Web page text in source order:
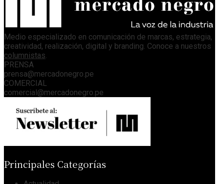
Medio especializado en comunicación de marcas, estrategia,
creatividad, realización, digital y branding. Conoce a nuestros
columnistas
PRENSA
prensa@mercadonegro.pe
COMERCIAL
comercial@mercadonegro.pe
Principales Categorías